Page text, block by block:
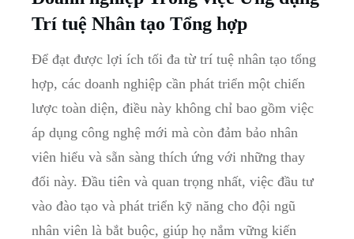
Trí tuệ Nhân tạo Tổng hợp
Để đạt được lợi ích tối đa từ trí tuệ nhân tạo tổng
hợp, các doanh nghiệp cần phát triển một chiến
lược toàn diện, điều này không chỉ bao gồm việc
áp dụng công nghệ mới mà còn đảm bảo nhân
viên hiểu và sẵn sàng thích ứng với những thay
đổi này. Đầu tiên và quan trọng nhất, việc đầu tư
vào đào tạo và phát triển kỹ năng cho đội ngũ
nhân viên là bắt buộc, giúp họ nắm vững kiến